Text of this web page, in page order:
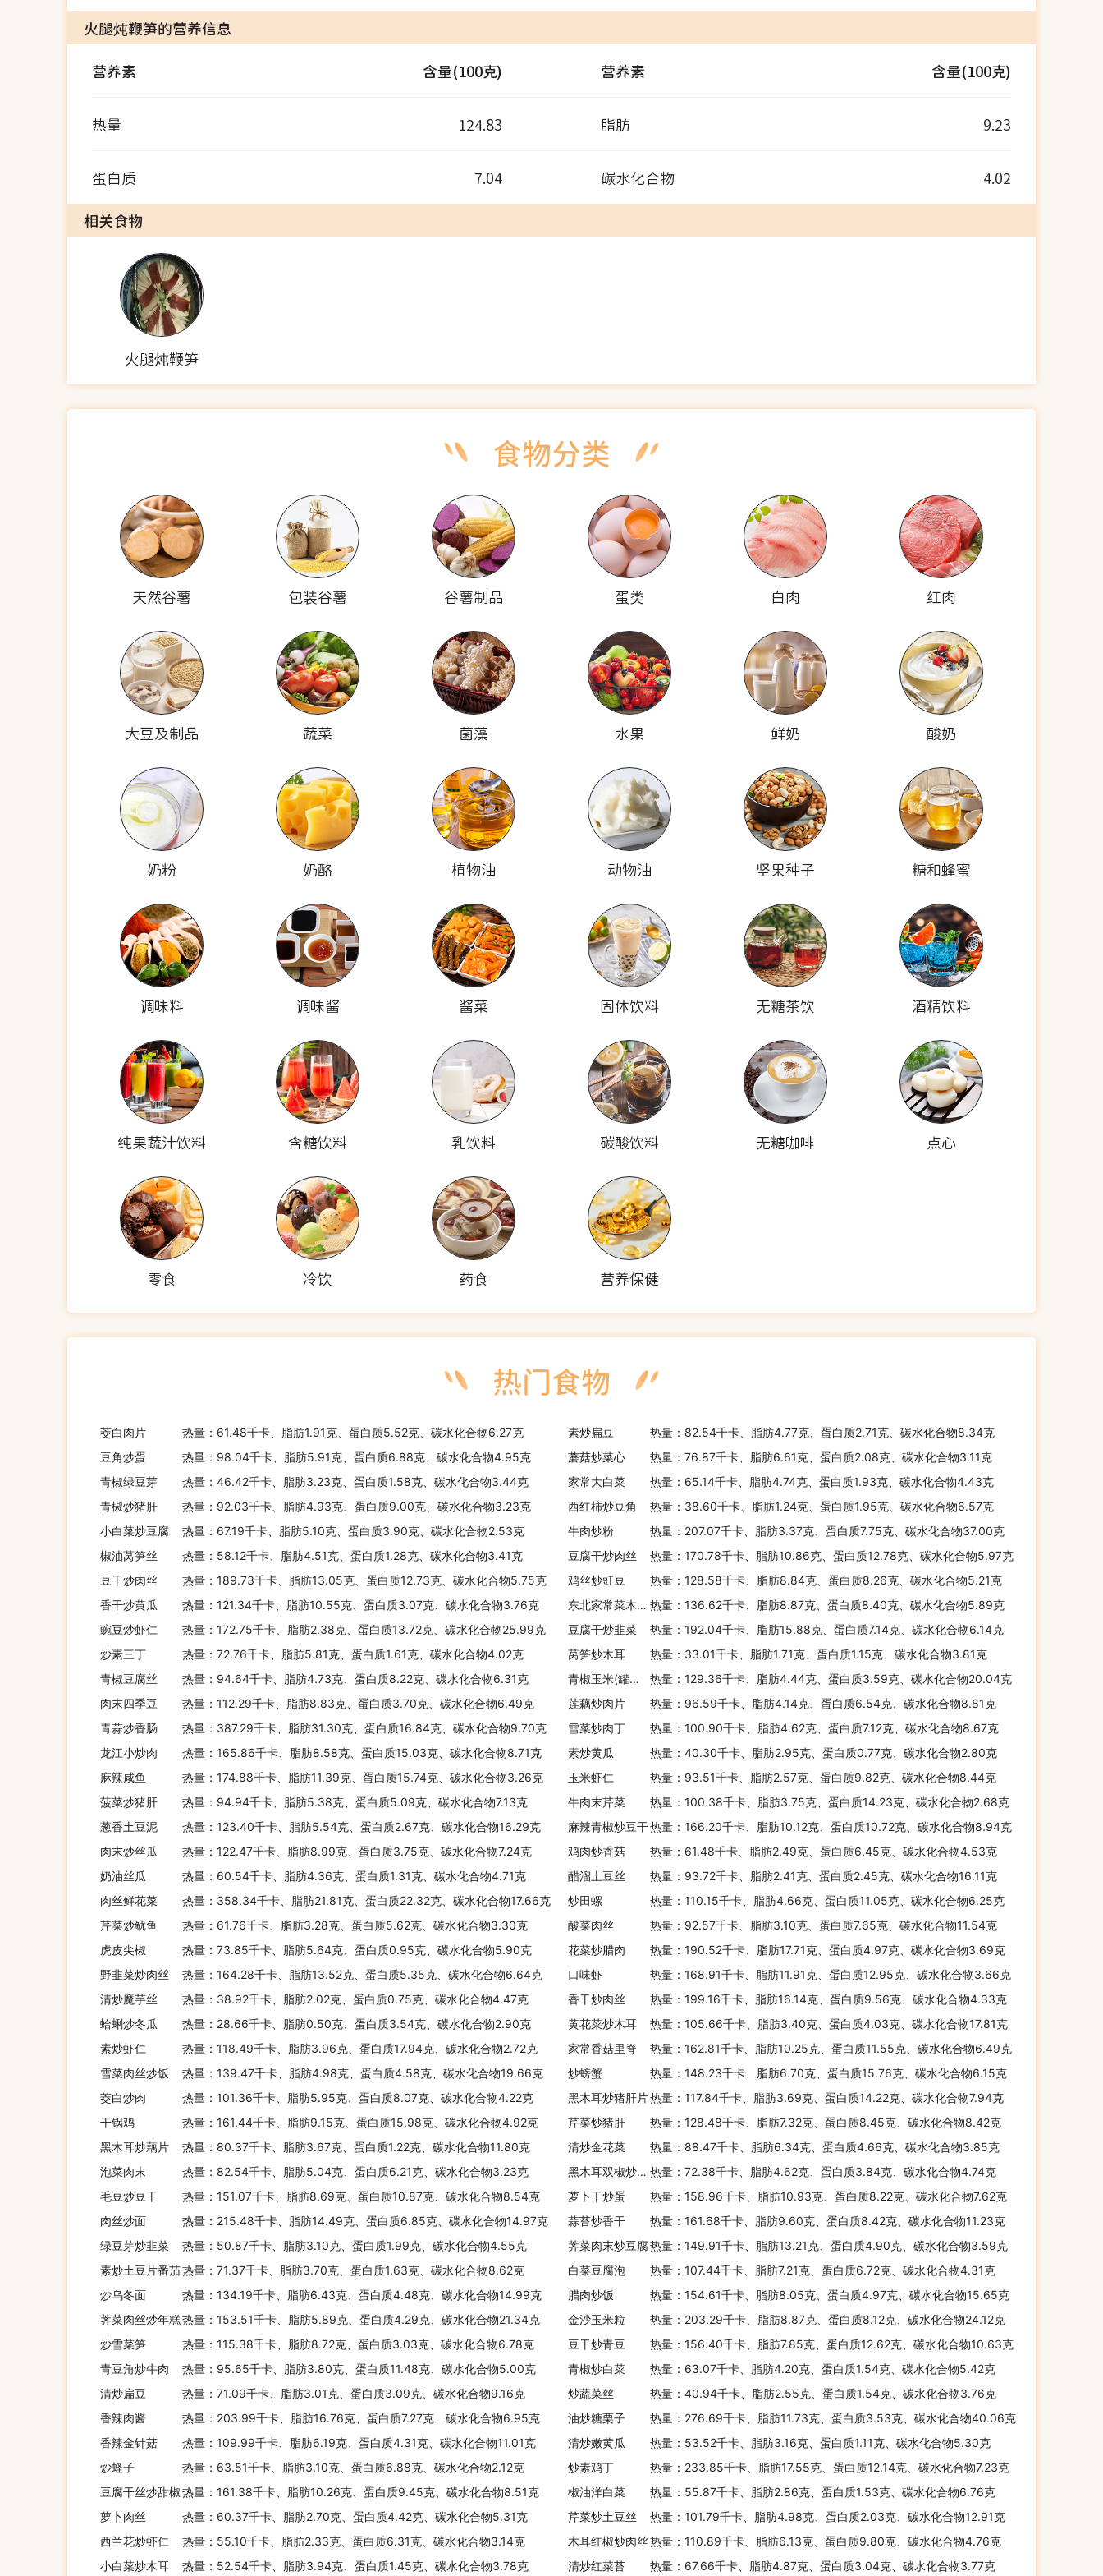
火腿炖鞭笋的营养信息
营养素
含量(100克) 营养素 含量(100克)
热量 124.83 脂肪 9.23
蛋白质 7.04 碳水化合物
4.02
相关食物
火腿炖鞭笋
天然谷薯 包装谷薯 谷薯制品 蛋类 白肉 红肉
大豆及制品 蔬菜 菌藻 水果 鲜奶 酸奶
奶粉 奶酪 植物油 动物油 坚果种子 糖和蜂蜜
调味料 调味酱 酱菜 固体饮料 无糖茶饮 酒精饮料
纯果蔬汁饮料 含糖饮料 乳饮料 碳酸饮料 无糖咖啡 点心
零食 冷饮 药食 营养保健
茭白肉片 热量：61.48千卡、脂肪1.91克、蛋白质5.52克、碳水化合物6.27克 素炒扁豆
热量：82.54千卡、脂肪4.77克、蛋白质2.71克、碳水化合物8.34克
豆角炒蛋
热量：98.04千卡、脂肪5.91克、蛋白质6.88克、碳水化合物4.95克 蘑菇炒菜心
热量：76.87千卡、脂肪6.61克、蛋白质2.08克、碳水化合物3.11克
青椒绿豆芽
热量：46.42千卡、脂肪3.23克、蛋白质1.58克、碳水化合物3.44克 家常大白菜
热量：65.14千卡、脂肪4.74克、蛋白质1.93克、碳水化合物4.43克
青椒炒猪肝
热量：92.03千卡、脂肪4.93克、蛋白质9.00克、碳水化合物3.23克 西红柿炒豆角
热量：38.60千卡、脂肪1.24克、蛋白质1.95克、碳水化合物6.57克
小白菜炒豆腐
热量：67.19千卡、脂肪5.10克、蛋白质3.90克、碳水化合物2.53克 牛肉炒粉
热量：207.07千卡、脂肪3.37克、蛋白质7.75克、碳水化合物37.00克
椒油莴笋丝
热量：58.12千卡、脂肪4.51克、蛋白质1.28克、碳水化合物3.41克 豆腐干炒肉丝
热量：170.78千卡、脂肪10.86克、蛋白质12.78克、碳水化合物5.97克
豆干炒肉丝
热量：189.73千卡、脂肪13.05克、蛋白质12.73克、碳水化合物5.75克 鸡丝炒豇豆
热量：128.58千卡、脂肪8.84克、蛋白质8.26克、碳水化合物5.21克
香干炒黄瓜
热量：121.34千卡、脂肪10.55克、蛋白质3.07克、碳水化合物3.76克 东北家常菜木须肉 热量：136.62千卡、脂肪8.87克、蛋白质8.40克、碳水化合物5.89克
豌豆炒虾仁
热量：172.75千卡、脂肪2.38克、蛋白质13.72克、碳水化合物25.99克 豆腐干炒韭菜
热量：192.04千卡、脂肪15.88克、蛋白质7.14克、碳水化合物6.14克
炒素三丁
热量：72.76千卡、脂肪5.81克、蛋白质1.61克、碳水化合物4.02克 莴笋炒木耳
热量：33.01千卡、脂肪1.71克、蛋白质1.15克、碳水化合物3.81克
青椒豆腐丝
热量：94.64千卡、脂肪4.73克、蛋白质8.22克、碳水化合物6.31克 青椒玉米(罐头玉米)
热量：129.36千卡、脂肪4.44克、蛋白质3.59克、碳水化合物20.04克
肉末四季豆
热量：112.29千卡、脂肪8.83克、蛋白质3.70克、碳水化合物6.49克 莲藕炒肉片
热量：96.59千卡、脂肪4.14克、蛋白质6.54克、碳水化合物8.81克
青蒜炒香肠
热量：387.29千卡、脂肪31.30克、蛋白质16.84克、碳水化合物9.70克 雪菜炒肉丁
热量：100.90千卡、脂肪4.62克、蛋白质7.12克、碳水化合物8.67克
龙江小炒肉
热量：165.86千卡、脂肪8.58克、蛋白质15.03克、碳水化合物8.71克 素炒黄瓜
热量：40.30千卡、脂肪2.95克、蛋白质0.77克、碳水化合物2.80克
麻辣咸鱼
热量：174.88千卡、脂肪11.39克、蛋白质15.74克、碳水化合物3.26克 玉米虾仁
热量：93.51千卡、脂肪2.57克、蛋白质9.82克、碳水化合物8.44克
菠菜炒猪肝
热量：94.94千卡、脂肪5.38克、蛋白质5.09克、碳水化合物7.13克 牛肉末芹菜
热量：100.38千卡、脂肪3.75克、蛋白质14.23克、碳水化合物2.68克
葱香土豆泥
热量：123.40千卡、脂肪5.54克、蛋白质2.67克、碳水化合物16.29克 麻辣青椒炒豆干热量：166.20千卡、脂肪10.12克、蛋白质10.72克、碳水化合物8.94克
肉末炒丝瓜
热量：122.47千卡、脂肪8.99克、蛋白质3.75克、碳水化合物7.24克 鸡肉炒香菇
热量：61.48千卡、脂肪2.49克、蛋白质6.45克、碳水化合物4.53克
奶油丝瓜
热量：60.54千卡、脂肪4.36克、蛋白质1.31克、碳水化合物4.71克 醋溜土豆丝
热量：93.72千卡、脂肪2.41克、蛋白质2.45克、碳水化合物16.11克
肉丝鲜花菜
热量：358.34千卡、脂肪21.81克、蛋白质22.32克、碳水化合物17.66克 炒田螺
热量：110.15千卡、脂肪4.66克、蛋白质11.05克、碳水化合物6.25克
芹菜炒鱿鱼
热量：61.76千卡、脂肪3.28克、蛋白质5.62克、碳水化合物3.30克 酸菜肉丝
热量：92.57千卡、脂肪3.10克、蛋白质7.65克、碳水化合物11.54克
虎皮尖椒
热量：73.85千卡、脂肪5.64克、蛋白质0.95克、碳水化合物5.90克 花菜炒腊肉
热量：190.52千卡、脂肪17.71克、蛋白质4.97克、碳水化合物3.69克
野韭菜炒肉丝
热量：164.28千卡、脂肪13.52克、蛋白质5.35克、碳水化合物6.64克 口味虾
热量：168.91千卡、脂肪11.91克、蛋白质12.95克、碳水化合物3.66克
清炒魔芋丝
热量：38.92千卡、脂肪2.02克、蛋白质0.75克、碳水化合物4.47克 香干炒肉丝
热量：199.16千卡、脂肪16.14克、蛋白质9.56克、碳水化合物4.33克
蛤蜊炒冬瓜
热量：28.66千卡、脂肪0.50克、蛋白质3.54克、碳水化合物2.90克 黄花菜炒木耳
热量：105.66千卡、脂肪3.40克、蛋白质4.03克、碳水化合物17.81克
素炒虾仁
热量：118.49千卡、脂肪3.96克、蛋白质17.94克、碳水化合物2.72克 家常香菇里脊
热量：162.81千卡、脂肪10.25克、蛋白质11.55克、碳水化合物6.49克
雪菜肉丝炒饭
热量：139.47千卡、脂肪4.98克、蛋白质4.58克、碳水化合物19.66克 炒螃蟹
热量：148.23千卡、脂肪6.70克、蛋白质15.76克、碳水化合物6.15克
茭白炒肉
热量：101.36千卡、脂肪5.95克、蛋白质8.07克、碳水化合物4.22克 黑木耳炒猪肝片热量：117.84千卡、脂肪3.69克、蛋白质14.22克、碳水化合物7.94克
干锅鸡
热量：161.44千卡、脂肪9.15克、蛋白质15.98克、碳水化合物4.92克 芹菜炒猪肝
热量：128.48千卡、脂肪7.32克、蛋白质8.45克、碳水化合物8.42克
黑木耳炒藕片
热量：80.37千卡、脂肪3.67克、蛋白质1.22克、碳水化合物11.80克 清炒金花菜
热量：88.47千卡、脂肪6.34克、蛋白质4.66克、碳水化合物3.85克
泡菜肉末
热量：82.54千卡、脂肪5.04克、蛋白质6.21克、碳水化合物3.23克 黑木耳双椒炒鸡蛋 热量：72.38千卡、脂肪4.62克、蛋白质3.84克、碳水化合物4.74克
毛豆炒豆干
热量：151.07千卡、脂肪8.69克、蛋白质10.87克、碳水化合物8.54克 萝卜干炒蛋
热量：158.96千卡、脂肪10.93克、蛋白质8.22克、碳水化合物7.62克
肉丝炒面
热量：215.48千卡、脂肪14.49克、蛋白质6.85克、碳水化合物14.97克 蒜苔炒香干
热量：161.68千卡、脂肪9.60克、蛋白质8.42克、碳水化合物11.23克
绿豆芽炒韭菜
热量：50.87千卡、脂肪3.10克、蛋白质1.99克、碳水化合物4.55克 荠菜肉末炒豆腐热量：149.91千卡、脂肪13.21克、蛋白质4.90克、碳水化合物3.59克
素炒土豆片番茄热量：71.37千卡、脂肪3.70克、蛋白质1.63克、碳水化合物8.62克 白菜豆腐泡
热量：107.44千卡、脂肪7.21克、蛋白质6.72克、碳水化合物4.31克
炒乌冬面
热量：134.19千卡、脂肪6.43克、蛋白质4.48克、碳水化合物14.99克 腊肉炒饭
热量：154.61千卡、脂肪8.05克、蛋白质4.97克、碳水化合物15.65克
荠菜肉丝炒年糕热量：153.51千卡、脂肪5.89克、蛋白质4.29克、碳水化合物21.34克 金沙玉米粒
热量：203.29千卡、脂肪8.87克、蛋白质8.12克、碳水化合物24.12克
炒雪菜笋
热量：115.38千卡、脂肪8.72克、蛋白质3.03克、碳水化合物6.78克 豆干炒青豆
热量：156.40千卡、脂肪7.85克、蛋白质12.62克、碳水化合物10.63克
青豆角炒牛肉
热量：95.65千卡、脂肪3.80克、蛋白质11.48克、碳水化合物5.00克 青椒炒白菜
热量：63.07千卡、脂肪4.20克、蛋白质1.54克、碳水化合物5.42克
清炒扁豆
热量：71.09千卡、脂肪3.01克、蛋白质3.09克、碳水化合物9.16克 炒蔬菜丝
热量：40.94千卡、脂肪2.55克、蛋白质1.54克、碳水化合物3.76克
香辣肉酱
热量：203.99千卡、脂肪16.76克、蛋白质7.27克、碳水化合物6.95克 油炒糖栗子
热量：276.69千卡、脂肪11.73克、蛋白质3.53克、碳水化合物40.06克
香辣金针菇
热量：109.99千卡、脂肪6.19克、蛋白质4.31克、碳水化合物11.01克 清炒嫩黄瓜
热量：53.52千卡、脂肪3.16克、蛋白质1.11克、碳水化合物5.30克
炒蛏子
热量：63.51千卡、脂肪3.10克、蛋白质6.88克、碳水化合物2.12克 炒素鸡丁
热量：233.85千卡、脂肪17.55克、蛋白质12.14克、碳水化合物7.23克
豆腐干丝炒甜椒热量：161.38千卡、脂肪10.26克、蛋白质9.45克、碳水化合物8.51克 椒油洋白菜
热量：55.87千卡、脂肪2.86克、蛋白质1.53克、碳水化合物6.76克
萝卜肉丝
热量：60.37千卡、脂肪2.70克、蛋白质4.42克、碳水化合物5.31克 芹菜炒土豆丝
热量：101.79千卡、脂肪4.98克、蛋白质2.03克、碳水化合物12.91克
西兰花炒虾仁
热量：55.10千卡、脂肪2.33克、蛋白质6.31克、碳水化合物3.14克 木耳红椒炒肉丝热量：110.89千卡、脂肪6.13克、蛋白质9.80克、碳水化合物4.76克
小白菜炒木耳
热量：52.54千卡、脂肪3.94克、蛋白质1.45克、碳水化合物3.78克 清炒红菜苔 热量：67.66千卡、脂肪4.87克、蛋白质3.04克、碳水化合物3.77克